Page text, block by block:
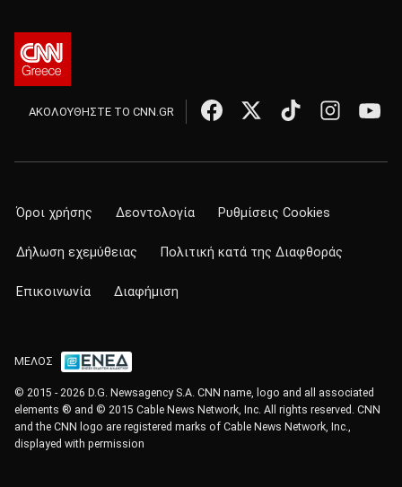
ΑΚΟΛΟΥΘΗΣΤΕ ΤΟ CNN.GR
Όροι χρήσης Δεοντολογία Ρυθμίσεις Cookies
Δήλωση εχεμύθειας Πολιτική κατά της Διαφθοράς
Επικοινωνία Διαφήμιση
ΜΕΛΟΣ
© 2015 - 2026 D.G. Newsagency S.A. CNN name, logo and all associated
elements ® and © 2015 Cable News Network, Inc. All rights reserved. CNN
and the CNN logo are registered marks of Cable News Network, Inc.,
displayed with permission